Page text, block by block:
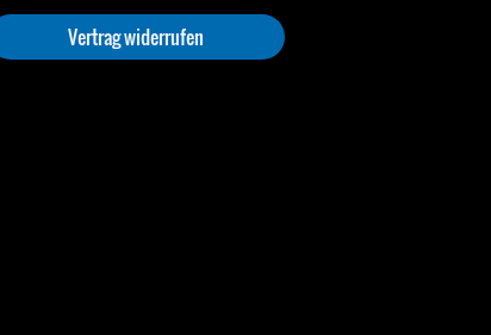
Vertrag widerrufen